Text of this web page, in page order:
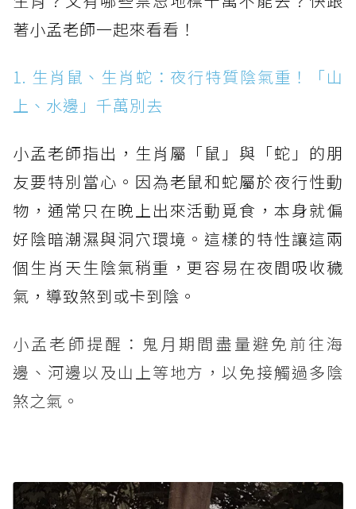
著小孟老師一起來看看！
1. 生肖鼠、生肖蛇：夜行特質陰氣重！「山
上、水邊」千萬別去
小孟老師指出，生肖屬「鼠」與「蛇」的朋
友要特別當心。因為老鼠和蛇屬於夜行性動
物，通常只在晚上出來活動覓食，本身就偏
好陰暗潮濕與洞穴環境。這樣的特性讓這兩
個生肖天生陰氣稍重，更容易在夜間吸收穢
氣，導致煞到或卡到陰。
小孟老師提醒：鬼月期間盡量避免前往海
邊、河邊以及山上等地方，以免接觸過多陰
煞之氣。